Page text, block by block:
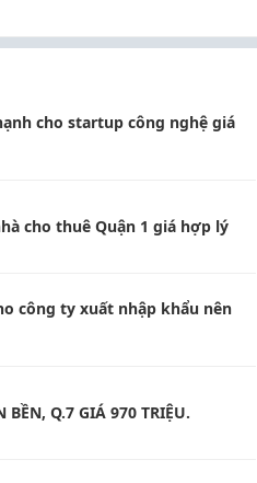
cho startup công nghệ giá
cho thuê Quận 1 giá hợp lý
công ty xuất nhập khẩu nên
BỀN, Q.7 GIÁ 970 TRIỆU.